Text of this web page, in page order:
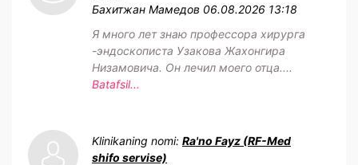
Бахитжан Мамедов 06.08.2026 13:18
Я много лет знаю профессора хирурга
-эндоскописта Узакова Жахонгира
Низамовича. Он лечил моего отца....
Batafsil...
Klinikaning nomi: Ra'no Fayz (RF-Med
shifo servise)